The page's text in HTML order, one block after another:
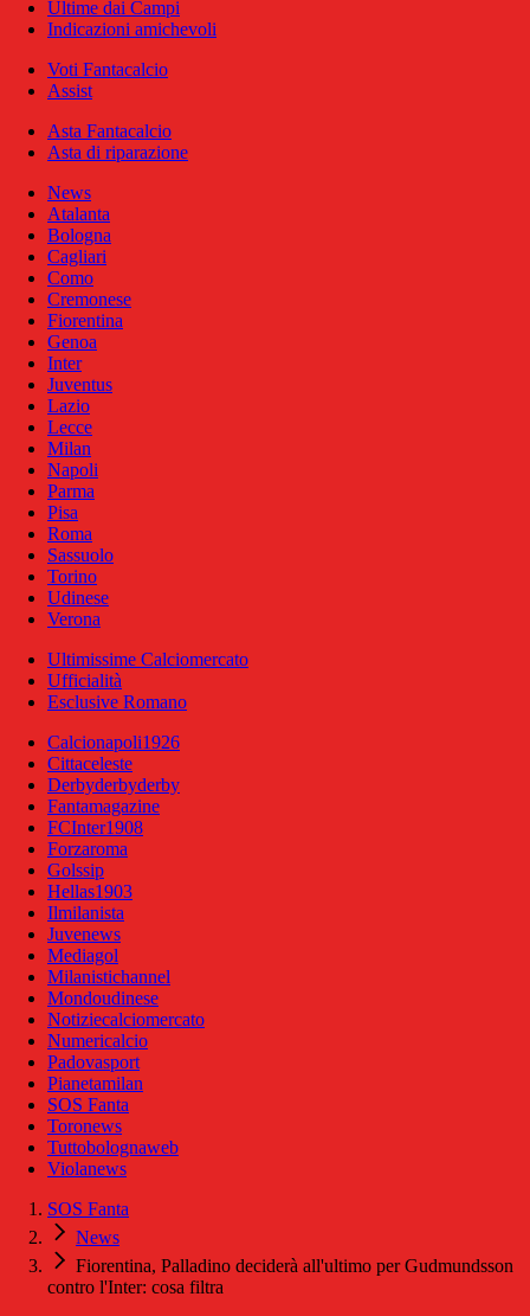
Ultime dai Campi
Indicazioni amichevoli
Voti Fantacalcio
Assist
Asta Fantacalcio
Asta di riparazione
News
Atalanta
Bologna
Cagliari
Como
Cremonese
Fiorentina
Genoa
Inter
Juventus
Lazio
Lecce
Milan
Napoli
Parma
Pisa
Roma
Sassuolo
Torino
Udinese
Verona
Ultimissime Calciomercato
Ufficialità
Esclusive Romano
Calcionapoli1926
Cittaceleste
Derbyderbyderby
Fantamagazine
FCInter1908
Forzaroma
Golssip
Hellas1903
Ilmilanista
Juvenews
Mediagol
Milanistichannel
Mondoudinese
Notiziecalciomercato
Numericalcio
Padovasport
Pianetamilan
SOS Fanta
Toronews
Tuttobolognaweb
Violanews
SOS Fanta
News
Fiorentina, Palladino deciderà all'ultimo per Gudmundsson
contro l'Inter: cosa filtra